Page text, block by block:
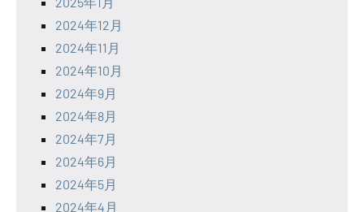
2024年12月
2024年11月
2024年10月
2024年9月
2024年8月
2024年7月
2024年6月
2024年5月
2024年4月